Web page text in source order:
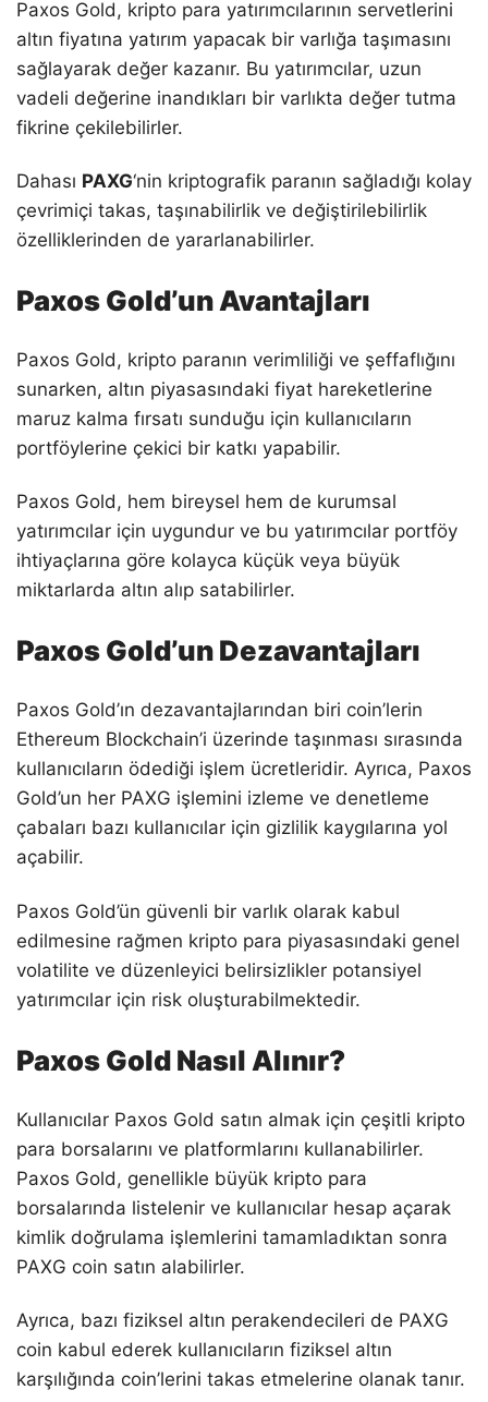
Paxos Gold, kripto para yatırımcılarının servetlerini
altın fiyatına yatırım yapacak bir varlığa taşımasını
sağlayarak değer kazanır. Bu yatırımcılar, uzun
vadeli değerine inandıkları bir varlıkta değer tutma
fikrine çekilebilirler.
Dahası PAXG‘nin kriptografik paranın sağladığı kolay
çevrimiçi takas, taşınabilirlik ve değiştirilebilirlik
özelliklerinden de yararlanabilirler.
Paxos Gold’un Avantajları
Paxos Gold, kripto paranın verimliliği ve şeffaflığını
sunarken, altın piyasasındaki fiyat hareketlerine
maruz kalma fırsatı sunduğu için kullanıcıların
portföylerine çekici bir katkı yapabilir.
Paxos Gold, hem bireysel hem de kurumsal
yatırımcılar için uygundur ve bu yatırımcılar portföy
ihtiyaçlarına göre kolayca küçük veya büyük
miktarlarda altın alıp satabilirler.
Paxos Gold’un Dezavantajları
Paxos Gold’ın dezavantajlarından biri coin’lerin
Ethereum Blockchain’i üzerinde taşınması sırasında
kullanıcıların ödediği işlem ücretleridir. Ayrıca, Paxos
Gold’un her PAXG işlemini izleme ve denetleme
çabaları bazı kullanıcılar için gizlilik kaygılarına yol
açabilir.
Paxos Gold’ün güvenli bir varlık olarak kabul
edilmesine rağmen kripto para piyasasındaki genel
volatilite ve düzenleyici belirsizlikler potansiyel
yatırımcılar için risk oluşturabilmektedir.
Paxos Gold Nasıl Alınır?
Kullanıcılar Paxos Gold satın almak için çeşitli kripto
para borsalarını ve platformlarını kullanabilirler.
Paxos Gold, genellikle büyük kripto para
borsalarında listelenir ve kullanıcılar hesap açarak
kimlik doğrulama işlemlerini tamamladıktan sonra
PAXG coin satın alabilirler.
Ayrıca, bazı fiziksel altın perakendecileri de PAXG
coin kabul ederek kullanıcıların fiziksel altın
karşılığında coin’lerini takas etmelerine olanak tanır.